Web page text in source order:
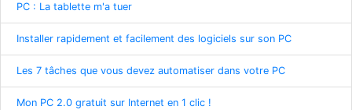
PC : La tablette m'a tuer
Installer rapidement et facilement des logiciels sur son PC
Les 7 tâches que vous devez automatiser dans votre PC
Mon PC 2.0 gratuit sur Internet en 1 clic !